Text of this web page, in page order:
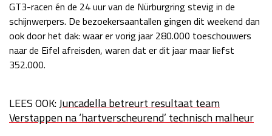
GT3-racen én de 24 uur van de Nürburgring stevig in de
schijnwerpers. De bezoekersaantallen gingen dit weekend dan
ook door het dak: waar er vorig jaar 280.000 toeschouwers
naar de Eifel afreisden, waren dat er dit jaar maar liefst
352.000.
LEES OOK:Juncadella betreurt resultaat team
Verstappen na ‘hartverscheurend’ technisch malheur